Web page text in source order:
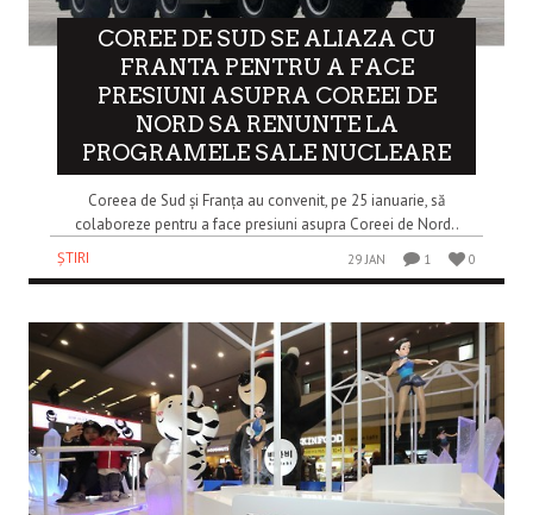
COREE DE SUD SE ALIAZA CU
FRANTA PENTRU A FACE
PRESIUNI ASUPRA COREEI DE
NORD SA RENUNTE LA
PROGRAMELE SALE NUCLEARE
Coreea de Sud și Franța au convenit, pe 25 ianuarie, să
colaboreze pentru a face presiuni asupra Coreei de Nord..
ȘTIRI
29 JAN 1 0